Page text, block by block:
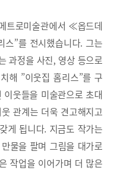
트로미술관에서 ≪옵드데
”를 전시했습니다. 그는
과정을 사진, 영상 등으로
해 ”이웃집 홈리스”를 구
웃들을 미술관으로 초대
관계는 더욱 견고해지고
게 됩니다. 지금도 작가는
물을 팔며 그림을 대가로
작업을 이어가며 더 많은